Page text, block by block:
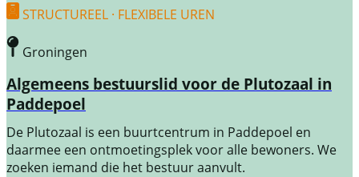
STRUCTUREEL · FLEXIBELE UREN
Groningen
Algemeens bestuurslid voor de Plutozaal in
Paddepoel
De Plutozaal is een buurtcentrum in Paddepoel en
daarmee een ontmoetingsplek voor alle bewoners. We
zoeken iemand die het bestuur aanvult.